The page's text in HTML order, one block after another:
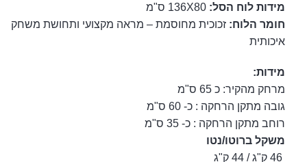
מידות לוח הסל:
חומר הלוח: זכוכית מחוסמת – מראה מקצועי ותחושת משחק
איכותית
מידות:
מרחק מהקיר: כ 65 ס"מ
גובה מתקן הרחקה : כ- 60 ס"מ
רוחב מתקן הרחקה : כ- 35 ס"מ
משקל ברוטו/נטו